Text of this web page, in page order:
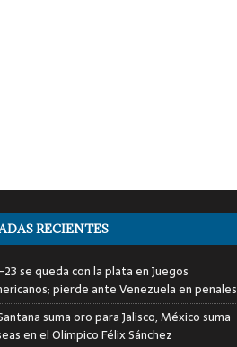
RECIENTES
se queda con la plata en Juegos
pierde ante Venezuela en penales
suma oro para Jalisco, México suma
en el Olímpico Félix Sánchez